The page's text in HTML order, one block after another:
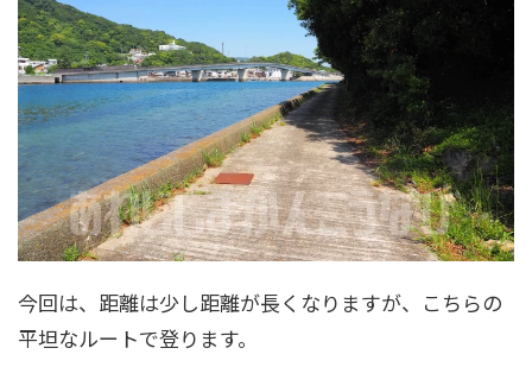
今回は、距離は少し距離が長くなりますが、こちらの
平坦なルートで登ります。